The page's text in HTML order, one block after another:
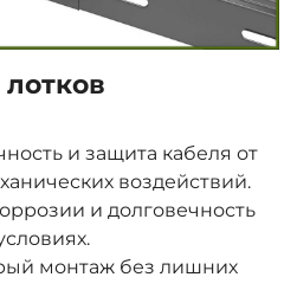
и защита кабеля от
воздействий.
и долговечность
монтаж без лишних